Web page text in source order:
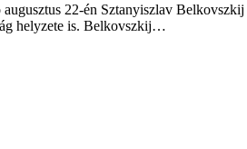
22-én Sztanyiszlav Belkovszkij
helyzete is. Belkovszkij…